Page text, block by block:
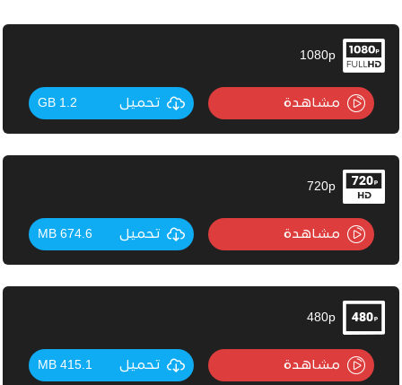
1080p
مشاهدة تحميل 1.2 GB
720p
مشاهدة تحميل 674.6 MB
480p
مشاهدة تحميل 415.1 MB